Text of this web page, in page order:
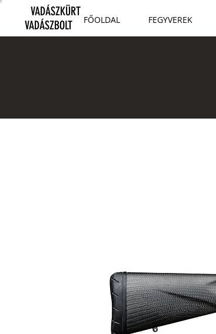
FŐOLDAL FEGYVEREK
VADÁSZKÜRT
VADÁSZBOLT